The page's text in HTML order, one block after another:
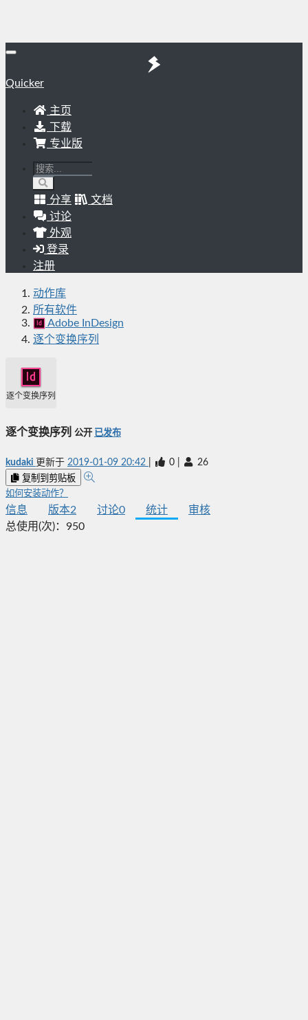
Quicker
主页
下载
专业版
分享
文档
讨论
外观
登录
注册
动作库
所有软件
Adobe InDesign
逐个变换序列
逐个变换序列
逐个变换序列 公开 已发布
kudaki 更新于 2019-01-09 20:42 0 26
复制到剪贴板
如何安装动作？
信息 版本2 讨论0 统计
审核
总使用(次)： 950